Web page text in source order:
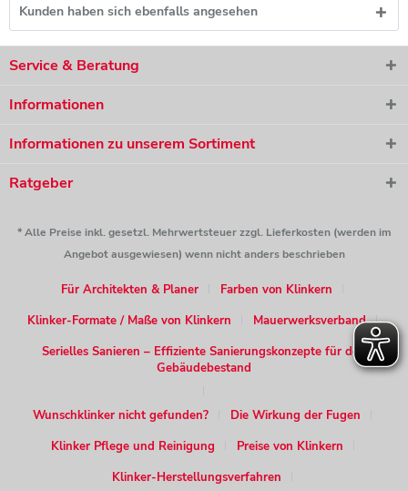
Kunden haben sich ebenfalls angesehen
Service & Beratung
Informationen
Informationen zu unserem Sortiment
Ratgeber
* Alle Preise inkl. gesetzl. Mehrwertsteuer zzgl. Lieferkosten (werden im
Angebot ausgewiesen) wenn nicht anders beschrieben
Für Architekten & Planer
Farben von Klinkern
Klinker-Formate / Maße von Klinkern
Mauerwerksverband
Serielles Sanieren – Effiziente Sanierungskonzepte für den
Gebäudebestand
Wunschklinker nicht gefunden?
Die Wirkung der Fugen
Klinker Pflege und Reinigung
Preise von Klinkern
Klinker-Herstellungsverfahren